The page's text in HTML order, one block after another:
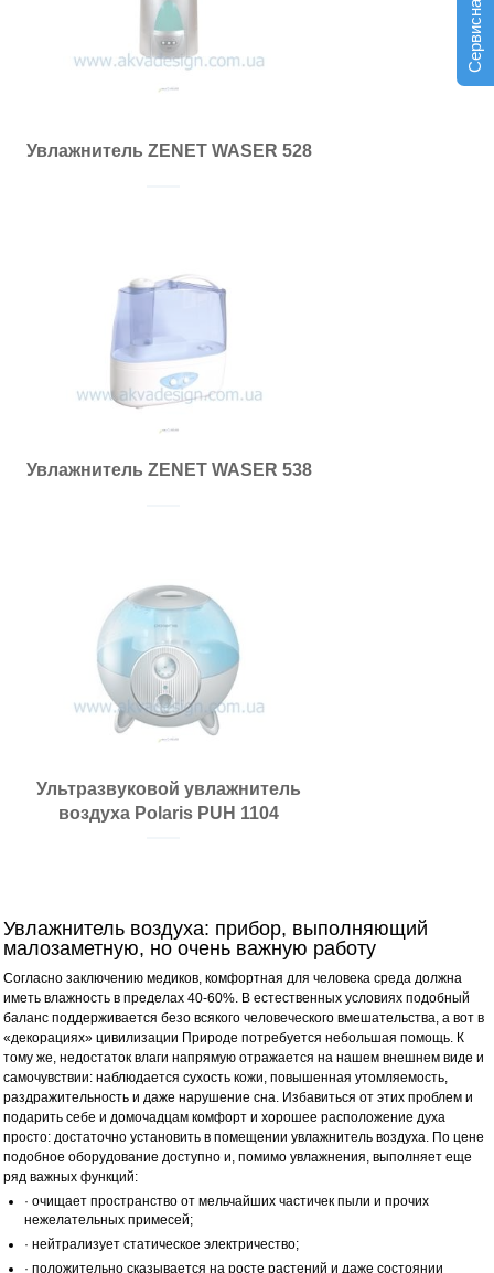
Увлажнитель ZENET WASER 528
Увлажнитель ZENET WASER 538
Ультразвуковой увлажнитель
воздуха Polaris PUH 1104
Увлажнитель воздуха: прибор, выполняющий
малозаметную, но очень важную работу
Согласно заключению медиков, комфортная для человека среда должна
иметь влажность в пределах 40-60%. В естественных условиях подобный
баланс поддерживается безо всякого человеческого вмешательства, а вот в
«декорациях» цивилизации Природе потребуется небольшая помощь. К
тому же, недостаток влаги напрямую отражается на нашем внешнем виде и
самочувствии: наблюдается сухость кожи, повышенная утомляемость,
раздражительность и даже нарушение сна. Избавиться от этих проблем и
подарить себе и домочадцам комфорт и хорошее расположение духа
просто: достаточно установить в помещении увлажнитель воздуха. По цене
подобное оборудование доступно и, помимо увлажнения, выполняет еще
ряд важных функций:
· очищает пространство от мельчайших частичек пыли и прочих
нежелательных примесей;
· нейтрализует статическое электричество;
· положительно сказывается на росте растений и даже состоянии